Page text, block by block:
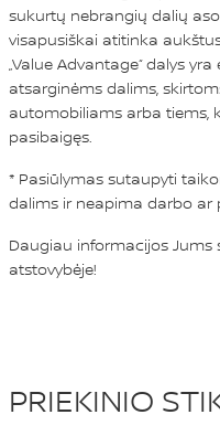
sukurtų nebrangių dalių
visapusiškai atitinka
„Value Advantage“ dalys
atsarginėms dalims,
automobiliams arba tiems,
pasibaigęs.
* Pasiūlymas sutaupyti
dalims ir neapima darbo ar
Daugiau informacijos Jums
atstovybėje!
PRIEKINIO